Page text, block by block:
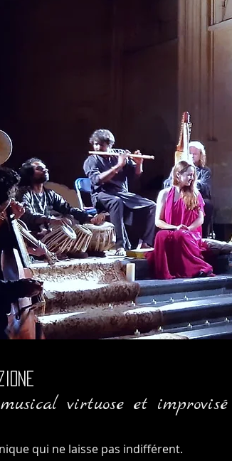
virtuose et improvisé
qui ne laisse pas indifférent.